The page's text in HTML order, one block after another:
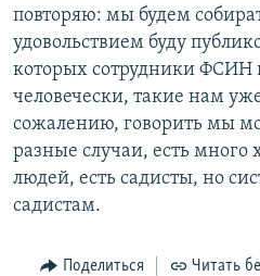
повторяю: мы будем
удовольствием буду
которых сотрудники ФСИН
человечески, такие нам
сожалению, говорить мы
разные случаи, есть
людей, есть садисты, но
садистам.
Поделиться Читать